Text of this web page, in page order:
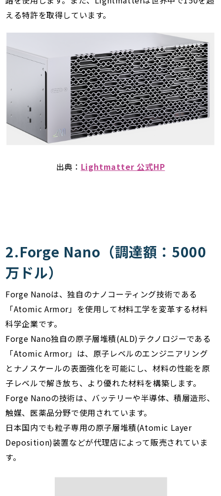
える特許を取得しています。
出典： Lightmatter 公式HP
2.Forge Nano（調達額：5000
万ドル）
Forge Nanoは、独自のナノコーティング技術である
「Atomic Armor」を使用して材料工学を変革する材料
科学企業です。
Forge Nano独自の原子層堆積(ALD)テクノロジーである
「Atomic Armor」は、原子レベルのエンジニアリング
とナノスケールの表面強化を可能にし、材料の性能を原
子レベルで解き放ち、より優れた材料を構築します。
Forge Nanoの技術は、バッテリーや半導体、積層造形、
触媒、医薬品分野で使用されています。
日本国内でも粒子専用の原子層堆積(Atomic Layer
Deposition)装置などが代理店によって販売されていま
す。